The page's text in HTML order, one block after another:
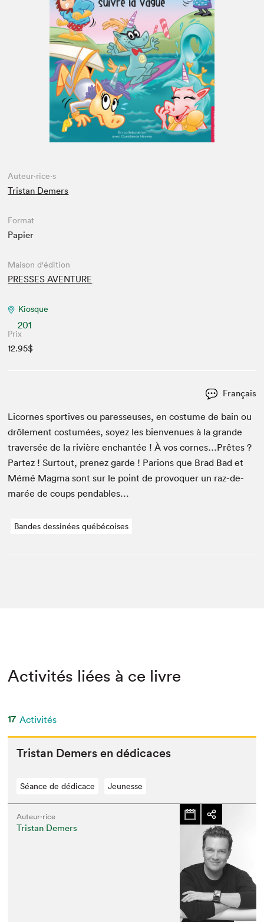
Espace enseignant·e·s
Espace pro
Auteur·rice·s
Tristan Demers
Format
Papier
Maison d'édition
PRESSES AVENTURE
Kiosque
201
Prix
12.95$
Français
Licornes sportives ou paresseuses, en cos­tume de bain ou
drôle­ment cos­tumées, soyez les bien­v­enues à la grande
tra­ver­sée de la riv­ière enchan­tée ! À vos cornes…Prêtes ?
Partez ! Surtout, prenez garde ! Par­i­ons que Brad Bad et
Mémé Mag­ma sont sur le point de provo­quer un raz-de-
marée de coups pendables…
Bandes dessinées québécoises
Activités liées à ce livre
17 Activités
Tris­tan Demers en dédicaces
Séance de dédicace Jeunesse
Auteur·rice
Tristan Demers